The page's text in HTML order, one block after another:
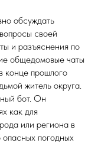
обсуждать
своей
и разъяснения по
общедомовые чаты
конце прошлого
житель округа.
бот. Он
как для
или региона в
погодных